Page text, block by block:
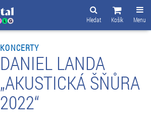
Menu
Košík
Hledat
KONCERTY
DANIEL LANDA
„AKUSTICKÁ ŠŇŮRA
2022“